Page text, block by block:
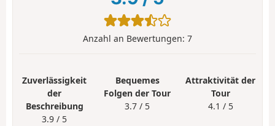
Anzahl an Bewertungen: 7
Zuverlässigkeit
der
Beschreibung
3.9 / 5
Bequemes
Folgen der Tour
3.7 / 5
Attraktivität der
Tour
4.1 / 5